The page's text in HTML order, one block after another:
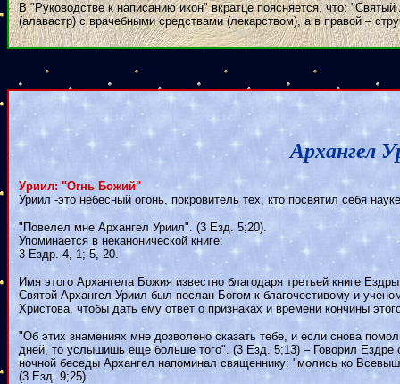
В "Руководстве к написанию икон" вкратце поясняется, что:
(алавастр) с врачебными средствами (лекарством), а в правой –
Архангел
Уриил: "Огнь Божий"
Уриил -это небесный огонь, покровитель тех, кто посвятил себя
"Повелел мне Архангел Уриил". (3 Езд. 5;20).
Упоминается в неканонической книге:
3 Ездр. 4, 1; 5, 20.
Имя этого Архангела Божия известно благодаря третьей книге
Святой Архангел Уриил был послан Богом к благочестивому и
Христова, чтобы дать ему ответ о признаках и времени кончины
"Об этих знамениях мне дозволено сказать тебе, и если снова
дней, то услышишь еще больше того". (3 Езд. 5;13) – Говорил Ездре
ночной беседы Архангел напоминал священнику: "молись ко
(3 Езд. 9;25).